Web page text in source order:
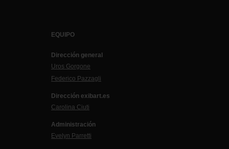
EQUIPO
Dirección general
Uros Gorgone
Federico Pazzagli
Dirección exibart.es
Carolina Ciuti
Administración
Evelyn Parretti